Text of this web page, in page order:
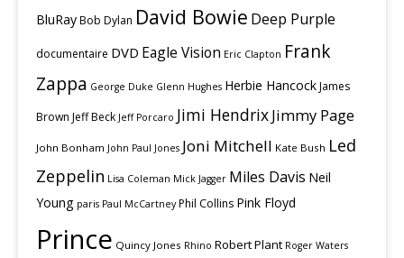
BluRayBob Dylan David Bowie Deep Purple
documentaire DVD Eagle Vision Eric Clapton Frank
Zappa George Duke Glenn Hughes Herbie HancockJames
Brown Jeff Beck Jeff Porcaro Jimi HendrixJimmy Page
John Bonham John Paul Jones Joni Mitchell Kate Bush Led
Zeppelin Lisa Coleman Mick Jagger Miles Davis Neil
Young paris Paul McCartney Phil Collins Pink Floyd
Prince Quincy Jones Rhino Robert Plant Roger Waters